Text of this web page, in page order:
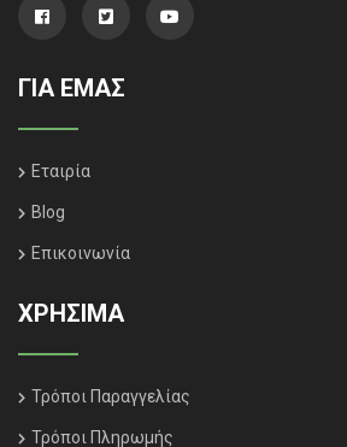
ΓΙΑ ΕΜΑΣ
Εταιρία
Blog
Επικοινωνία
ΧΡΗΣΙΜΑ
Τρόποι Παραγγελίας
Τρόποι Πληρωμής